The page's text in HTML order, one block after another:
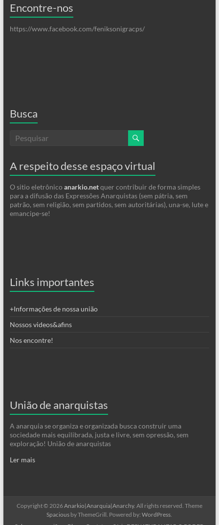
Encontre-nos
https://www.facebook.com/feniksonigracps/
Busca
A respeito desse espaço virtual
O sitio eletrônico anarkio.netquer contribuir de forma simples
para a difusão das Expressões Anarquistas (sem pátria, sem
patrão, sem religião, sem partidos, sem autoritárias), una-se, lute e
emancipe-se!
Links importantes
+Informações de nossa união
Nossos videos&afins
Nos encontre!
União de anarquistas
A anarquia se organiza e organizada busca construir uma
sociedade mais equilibrada, justa e livre, sem opressão, sem
exploração! União de anarquistas
Ler mais
Copyright © 2026Anarkio|Anarquia|Anarchy. All rights reserved. Theme
Spacious by ThemeGrill. Powered by:WordPress